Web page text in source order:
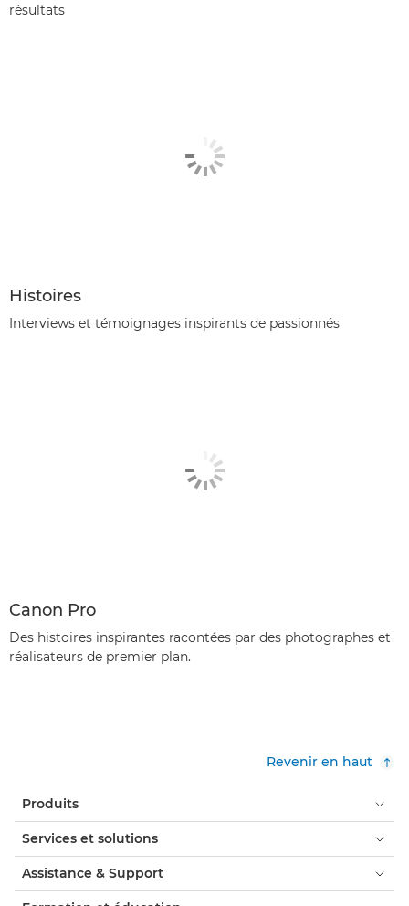
résultats
Histoires
Interviews et témoignages inspirants de passionnés
Canon Pro
Des histoires inspirantes racontées par des photographes et
réalisateurs de premier plan.
Revenir en haut
Produits
Services et solutions
Assistance & Support